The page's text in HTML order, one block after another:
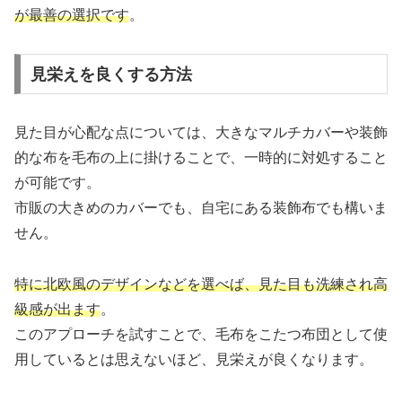
が最善の選択です。
見栄えを良くする方法
見た目が心配な点については、大きなマルチカバーや装飾
的な布を毛布の上に掛けることで、一時的に対処すること
が可能です。
市販の大きめのカバーでも、自宅にある装飾布でも構いま
せん。
特に北欧風のデザインなどを選べば、見た目も洗練され高
級感が出ます。
このアプローチを試すことで、毛布をこたつ布団として使
用しているとは思えないほど、見栄えが良くなります。